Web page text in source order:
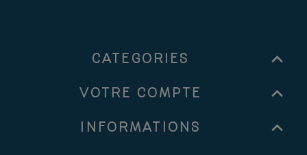
CATEGORIES 
VOTRE COMPTE 
INFORMATIONS
